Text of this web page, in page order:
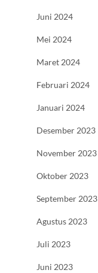
Juni 2024
Mei 2024
Maret 2024
Februari 2024
Januari 2024
Desember 2023
November 2023
Oktober 2023
September 2023
Agustus 2023
Juli 2023
Juni 2023